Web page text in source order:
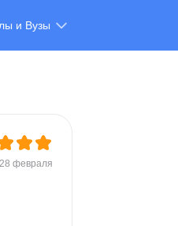
и Вузы
28 февраля